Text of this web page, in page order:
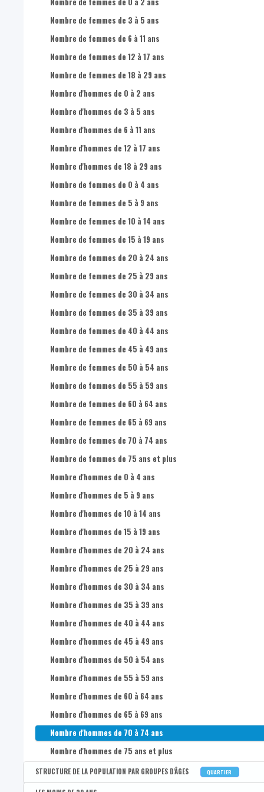
Nombre de femmes dans la population totale
Part d'hommes dans la population totale
Part de femmes dans la population totale
Nombre d'hommes de 0-17 ans dans la population totale
Nombre d'hommes de 18-24 ans dans la population totale
Nombre d'hommes de 25-49 ans dans la population totale
Nombre d'hommes de 50-64 ans dans la population totale
Nombre d'hommes de 65 ans + dans la population totale
Nombre de femmes de 0-17 ans dans la population totale
Nombre de femmes de 18-24 ans dans la population totale
Nombre de femmes de 25-49 ans dans la population totale
Nombre de femmes de 50-64 ans dans la population totale
Nombre de femmes de 65 ans + dans la population totale
Nombre de femmes de 3 à 5 ans
Nombre de femmes de 6 à 11 ans
Nombre de femmes de 12 à 17 ans
Nombre de femmes de 18 à 29 ans
Nombre d'hommes de 0 à 2 ans
Nombre d'hommes de 3 à 5 ans
Nombre d'hommes de 6 à 11 ans
Nombre d'hommes de 12 à 17 ans
Nombre d'hommes de 18 à 29 ans
Nombre de femmes de 0 à 4 ans
Nombre de femmes de 5 à 9 ans
Nombre de femmes de 10 à 14 ans
Nombre de femmes de 15 à 19 ans
Nombre de femmes de 20 à 24 ans
Nombre de femmes de 25 à 29 ans
Nombre de femmes de 30 à 34 ans
Nombre de femmes de 35 à 39 ans
Nombre de femmes de 40 à 44 ans
Nombre de femmes de 45 à 49 ans
Nombre de femmes de 50 à 54 ans
Nombre de femmes de 55 à 59 ans
Nombre de femmes de 60 à 64 ans
Nombre de femmes de 65 à 69 ans
Nombre de femmes de 70 à 74 ans
Nombre de femmes de 75 ans et plus
Nombre d'hommes de 0 à 4 ans
Nombre d'hommes de 5 à 9 ans
Nombre d'hommes de 10 à 14 ans
Nombre d'hommes de 15 à 19 ans
Nombre d'hommes de 20 à 24 ans
Nombre d'hommes de 25 à 29 ans
Nombre d'hommes de 30 à 34 ans
Nombre d'hommes de 35 à 39 ans
Nombre d'hommes de 40 à 44 ans
Nombre d'hommes de 45 à 49 ans
Nombre d'hommes de 50 à 54 ans
Nombre d'hommes de 55 à 59 ans
Nombre d'hommes de 60 à 64 ans
Nombre d'hommes de 65 à 69 ans
Nombre d'hommes de 70 à 74 ans
Nombre d'hommes de 75 ans et plus
STRUCTURE DE LA POPULATION PAR GROUPES D'ÂGES QUARTIER